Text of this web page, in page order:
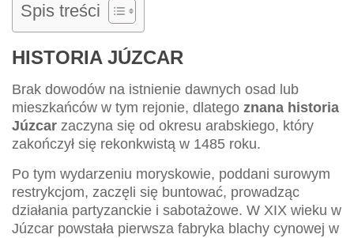
Spis treści
HISTORIA JÚZCAR
Brak dowodów na istnienie dawnych osad lub
mieszkańców w tym rejonie, dlatego znana historia
Júzcar zaczyna się od okresu arabskiego, który
zakończył się rekonkwistą w 1485 roku.
Po tym wydarzeniu moryskowie, poddani surowym
restrykcjom, zaczęli się buntować, prowadząc
działania partyzanckie i sabotażowe. W XIX wieku w
Júzcar powstała pierwsza fabryka blachy cynowej w